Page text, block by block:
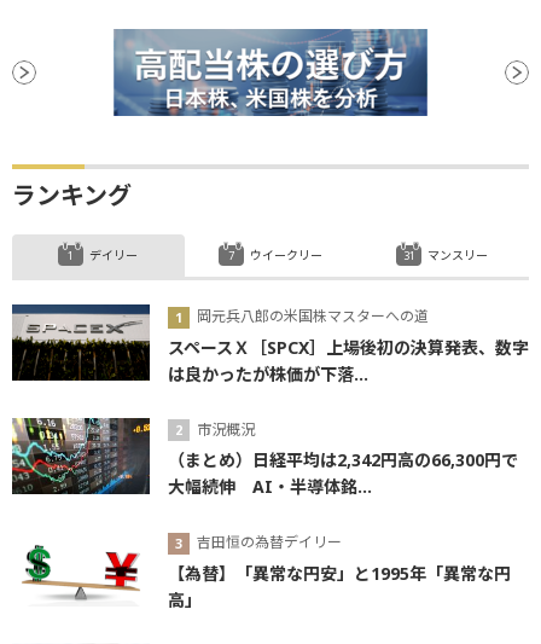
ランキング
デイリー
岡元兵八郎の米国株マスターへの道
スペースＸ［SPCX］上場後初の決算発表、数字
は良かったが株価が下落...
市況概況
（まとめ）日経平均は2,342円高の66,300円で
大幅続伸 AI・半導体銘...
吉田恒の為替デイリー
【為替】「異常な円安」と1995年「異常な円
高」
ウイークリー マンスリー